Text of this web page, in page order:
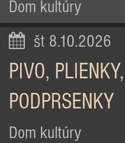
Dom kultúry
št 8.10.2026
PIVO, PLIENKY,
PODPRSENKY
Dom kultúry